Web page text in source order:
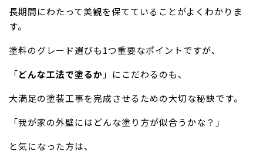
長期間にわたって美観を保てていることがよくわかりま
す。
塗料のグレード選びも1つ重要なポイントですが、
「どんな工法で塗るか 」にこだわるのも、
大満足の塗装工事を完成させるための大切な秘訣です。
「我が家の外壁にはどんな塗り方が似合うかな？」
と気になった方は、